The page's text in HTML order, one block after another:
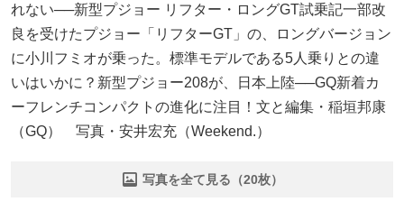
れない──新型プジョー リフター・ロングGT試乗記一部改
良を受けたプジョー「リフターGT」の、ロングバージョン
に小川フミオが乗った。標準モデルである5人乗りとの違
いはいかに？新型プジョー208が、日本上陸──GQ新着カ
ーフレンチコンパクトの進化に注目！文と編集・稲垣邦康
（GQ） 写真・安井宏充（Weekend.）
写真を全て見る（20枚）